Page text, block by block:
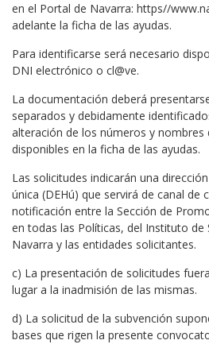
en el Portal de Navarra: https//
adelante la ficha de las ayudas.
Para identificarse será necesario
DNI electrónico o cl@ve.
La documentación deberá
separados y debidamente
alteración de los números y nombres
disponibles en la ficha de las ayudas.
Las solicitudes indicarán una
única (DEHú) que servirá de canal de
notificación entre la Sección de
en todas las Políticas, del Instituto de
Navarra y las entidades solicitantes.
c) La presentación de solicitudes
lugar a la inadmisión de las mismas.
d) La solicitud de la subvención
bases que rigen la presente